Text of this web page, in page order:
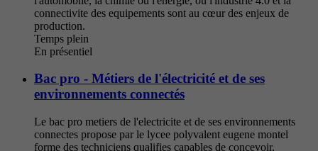
connectivite des equipements sont au cœur des enjeux de
production.
Temps plein
En présentiel
Bac pro - Métiers de l'électricité et de ses
environnements connectés
Le bac pro metiers de l'electricite et de ses environnements
connectes propose par le lycee polyvalent eugene montel
forme des techniciens qualifies capables de concevoir,